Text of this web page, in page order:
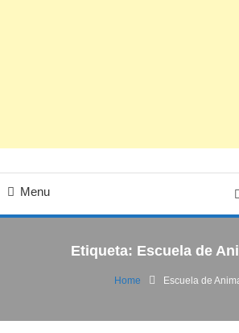
Menu
Etiqueta: Escuela de
Home Escuela de